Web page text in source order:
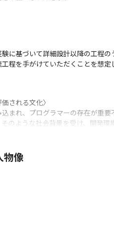
に基づいて詳細設計以降の工程
程を手がけていただくことを想
される文化〉
まれ、プログラマーの存在が重
そのような社会背景を受け、開発
意志をもっとも大事にする企業を
できている点が強みです。
物像